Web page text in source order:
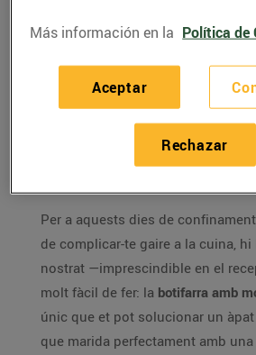
RECETAS
Botifarra amb
mongetes
Per a aquests dies de
de complicar-te gaire a la cuina, hi ha un plat molt
nostrat —imprescindible en el receptari català—
molt fàcil de fer: la
únic que et pot solucionar un àpat molt
que marida perfectament amb
Más información en la Política de
Rechazar
Aceptar